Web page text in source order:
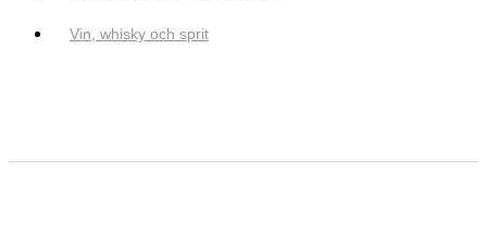
Vin, whisky och sprit